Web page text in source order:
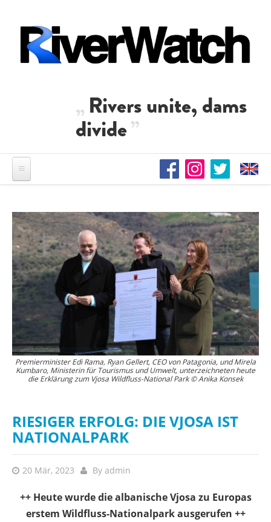
Rivers unite, dams
divide
Premierminister Edi Rama, Ryan Gellert, CEO von Patagonia, und Mirela
Kumbaro, Ministerin für Tourismus und Umwelt, unterzeichneten heute
die Erklärung zum Vjosa Wildfluss-National Park © Anika Konsek
Der Wildfluss-Nationalpark schützt das gesamte Flussnetz der Vjosa von
der griechischen Grenze bis zum Adriatischen Meer, einschließlich der
frei fließenden Nebenflüsse. © Anika Konsek
RIESIGER ERFOLG: DIE VJOSA IST
NATIONALPARK
20 Mär, 2023 By admin
++ Heute wurde die albanische Vjosa zu Europas
erstem Wildfluss-Nationalpark ausgerufen ++